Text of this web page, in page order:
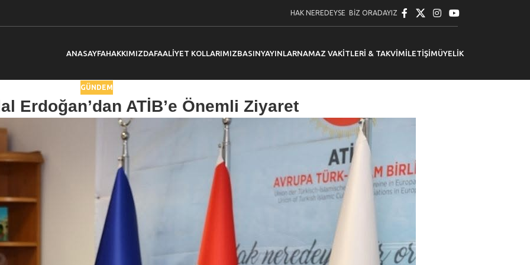
HAK NEREDEYSE BİZ ORADAYIZ
ANASAYFAHAKKIMIZDAFAALIYET KOLLARIMIZBASINYAYINLARNAMAZ VAKITLERI & TAKVIMİLETIŞIMÜYELIK
GÜNDEM
Erdoğan’dan ATİB’e Önemli Ziyaret